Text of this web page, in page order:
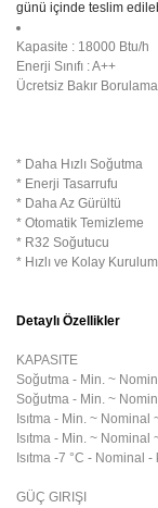
günü içinde teslim
Kapasite : 18000 Btu/h
Enerji Sınıfı : A++
Ücretsiz Bakır
* Daha Hızlı Soğutma
* Enerji Tasarrufu
* Daha Az Gürültü
* Otomatik Temizleme
* R32 Soğutucu
* Hızlı ve Kolay Kurulum
Detaylı Özellikler
KAPASITE
Soğutma - Min. ~
Soğutma - Min. ~
Isıtma - Min. ~ Nominal
Isıtma - Min. ~ Nominal
Isıtma -7 °C - Nominal -
GÜÇ GIRIŞI